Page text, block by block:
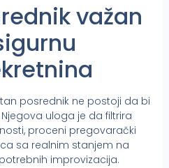
važan
posrednik ne postoji da bi
uloga je da filtrira
proceni pregovarački
sa realnim stanjem na
improvizacija.